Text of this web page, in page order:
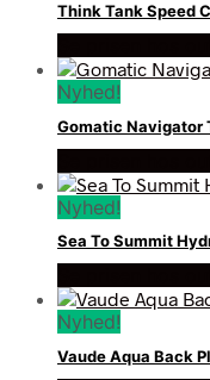
Think Tank Speed
Nyhed!
Gomatic Navigator
Nyhed!
Sea To Summit
Nyhed!
Vaude Aqua Back